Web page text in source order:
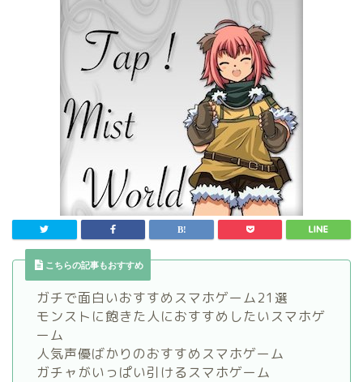
こちらの記事もおすすめ
ガチで面白いおすすめスマホゲーム21選
モンストに飽きた人におすすめしたいスマホゲ
ーム
人気声優ばかりのおすすめスマホゲーム
ガチャがいっぱい引けるスマホゲーム